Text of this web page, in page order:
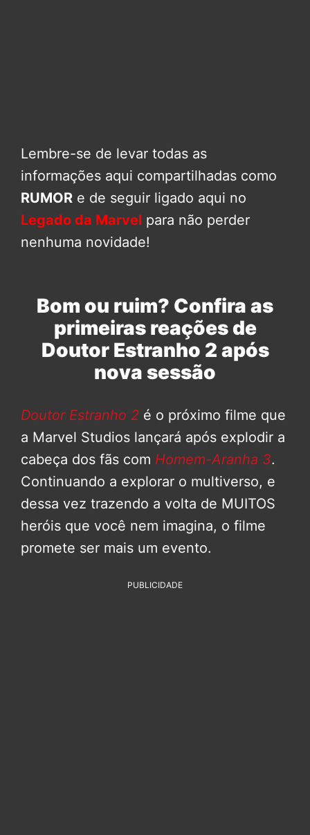
Lembre-se de levar todas as
informações aqui compartilhadas como
RUMOR e de seguir ligado aqui no
Legado da Marvel para não perder
nenhuma novidade!
Bom ou ruim? Confira as
primeiras reações de
Doutor Estranho 2 após
nova sessão
Doutor Estranho 2 é o próximo filme que
a Marvel Studios lançará após explodir a
cabeça dos fãs com Homem-Aranha 3.
Continuando a explorar o multiverso, e
dessa vez trazendo a volta de MUITOS
heróis que você nem imagina, o filme
promete ser mais um evento.
PUBLICIDADE